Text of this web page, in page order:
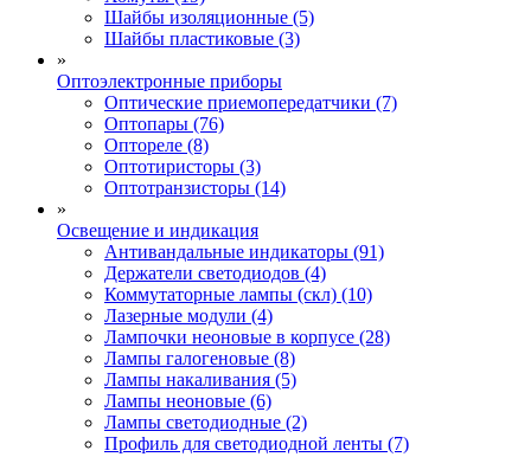
Шайбы изоляционные (5)
Шайбы пластиковые (3)
»
Оптоэлектронные приборы
Оптические приемопередатчики (7)
Оптопары (76)
Оптореле (8)
Оптотиристоры (3)
Оптотранзисторы (14)
»
Освещение и индикация
Антивандальные индикаторы (91)
Держатели светодиодов (4)
Коммутаторные лампы (скл) (10)
Лазерные модули (4)
Лампочки неоновые в корпусе (28)
Лампы галогеновые (8)
Лампы накаливания (5)
Лампы неоновые (6)
Лампы светодиодные (2)
Профиль для светодиодной ленты (7)